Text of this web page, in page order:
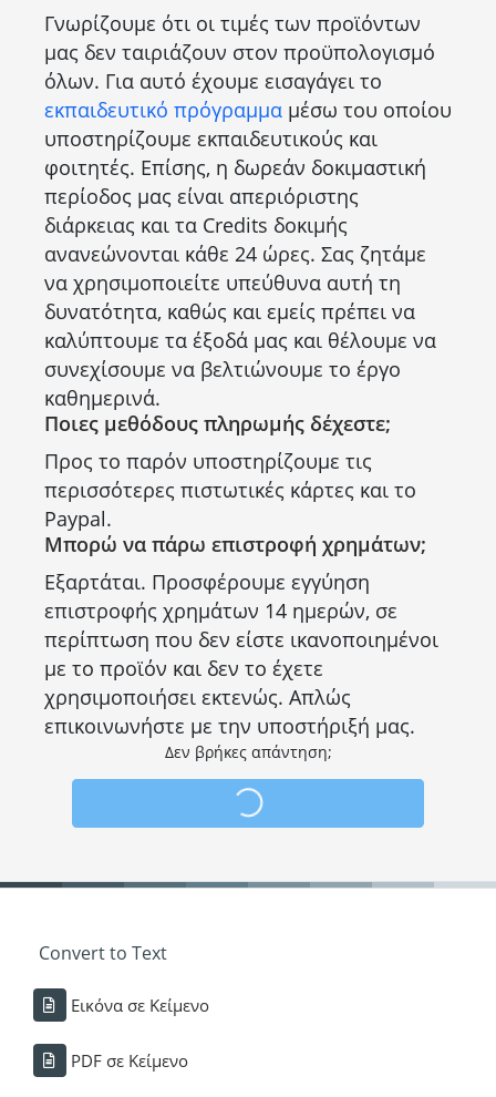
Γνωρίζουμε ότι οι τιμές των προϊόντων
μας δεν ταιριάζουν στον προϋπολογισμό
όλων. Για αυτό έχουμε εισαγάγει το
εκπαιδευτικό πρόγραμμα μέσω του οποίου
υποστηρίζουμε εκπαιδευτικούς και
φοιτητές. Επίσης, η δωρεάν δοκιμαστική
περίοδος μας είναι απεριόριστης
διάρκειας και τα Credits δοκιμής
ανανεώνονται κάθε 24 ώρες. Σας ζητάμε
να χρησιμοποιείτε υπεύθυνα αυτή τη
δυνατότητα, καθώς και εμείς πρέπει να
καλύπτουμε τα έξοδά μας και θέλουμε να
συνεχίσουμε να βελτιώνουμε το έργο
καθημερινά.
Ποιες μεθόδους πληρωμής δέχεστε;
Προς το παρόν υποστηρίζουμε τις
περισσότερες πιστωτικές κάρτες και το
Paypal.
Μπορώ να πάρω επιστροφή χρημάτων;
Εξαρτάται. Προσφέρουμε εγγύηση
επιστροφής χρημάτων 14 ημερών, σε
περίπτωση που δεν είστε ικανοποιημένοι
με το προϊόν και δεν το έχετε
χρησιμοποιήσει εκτενώς. Απλώς
επικοινωνήστε με την υποστήριξή μας.
Δεν βρήκες απάντηση;
Convert to Text
Εικόνα σε Κείμενο
PDF σε Κείμενο